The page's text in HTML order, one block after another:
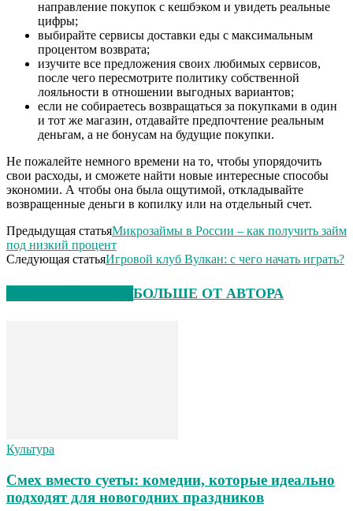
направление покупок с кешбэком и увидеть реальные
цифры;
выбирайте сервисы доставки еды с максимальным
процентом возврата;
изучите все предложения своих любимых сервисов,
после чего пересмотрите политику собственной
лояльности в отношении выгодных вариантов;
если не собираетесь возвращаться за покупками в один
и тот же магазин, отдавайте предпочтение реальным
деньгам, а не бонусам на будущие покупки.
Не пожалейте немного времени на то, чтобы упорядочить
свои расходы, и сможете найти новые интересные способы
экономии. А чтобы она была ощутимой, откладывайте
возвращенные деньги в копилку или на отдельный счет.
Предыдущая статьяМикрозаймы в России – как получить займ
под низкий процент
Следующая статьяИгровой клуб Вулкан: с чего начать играть?
БОЛЬШЕ ОТ АВТОРА
Культура
Смех вместо суеты: комедии, которые идеально
подходят для новогодних праздников